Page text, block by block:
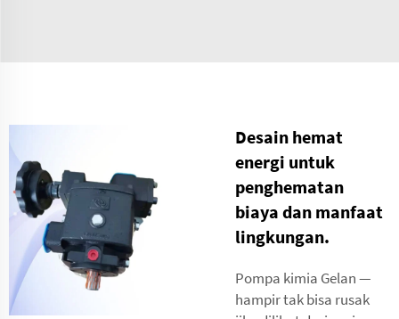
Desain hemat
energi untuk
penghematan
biaya dan manfaat
lingkungan.
Pompa kimia Gelan —
hampir tak bisa rusak